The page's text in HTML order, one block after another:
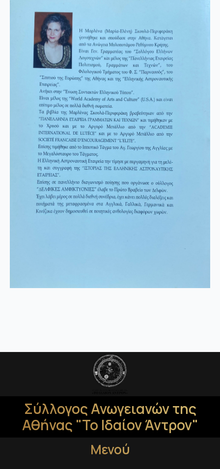
Σύλλογος Ανωγειανών της
Αθήνας "Το Ιδαίον Άντρον"
Μενού